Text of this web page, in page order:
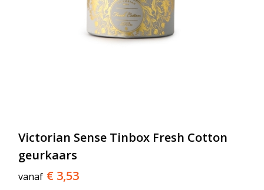
Victorian Sense Tinbox Fresh Cotton
geurkaars
vanaf € 3,53